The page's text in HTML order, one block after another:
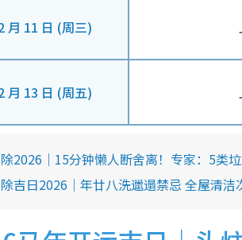
月 11 日 (周三)
月 13 日 (周五)
2026｜15分钟懒人断舍离！专家：5类
吉日2026｜年廿八洗邋遢禁忌 全屋清洁